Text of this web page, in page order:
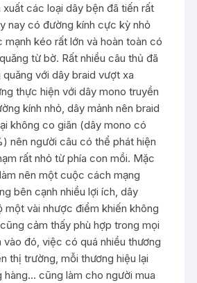
xuất các loại dây bện đã tiến rất
nay có đường kính cực kỳ nhỏ
mạnh kéo rất lớn và hoàn toàn có
từ bờ. Rất nhiều câu thủ đã
quăng với dây braid vượt xa
thực hiện với dây mono truyền
kính nhỏ, dây mảnh nên braid
không co giãn (dây mono có
nên người câu có thể phát hiện
rất nhỏ từ phía con mồi. Mặc
nên một cuộc cách mạng
bên cạnh nhiều lợi ích, dây
một vài nhược điểm khiến không
cảm thấy phù hợp trong mọi
vào đó, việc có quá nhiều thương
thị trường, mỗi thương hiệu lại
hàng… cũng làm cho người mua